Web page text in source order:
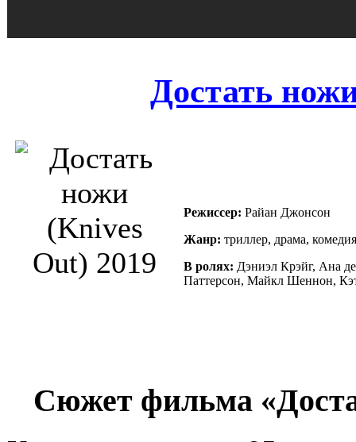
Достать
Режиссер: Райан Джонсон
Жанр: триллер, драма,
В ролях: Дэниэл Крэйг, Ана
Паттерсон, Майкл Шеннон,
Сюжет фильма